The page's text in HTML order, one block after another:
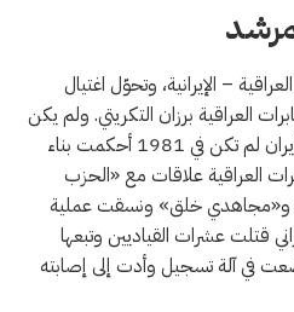
– الإيرانية، وتحوّل اغتيال
العراقية برزان التكريتي. ولم يكن
الوصول إلى الخميني سهلاً لكن إيران لم تكن في 1981 أحكمت بناء
العراقية علاقات مع «الحزب
و«مجاهدي خلق» ونسقت عملية
قتلت عشرات القياديين وتبعها
في آلة تسجيل وأدت إلى إصابته